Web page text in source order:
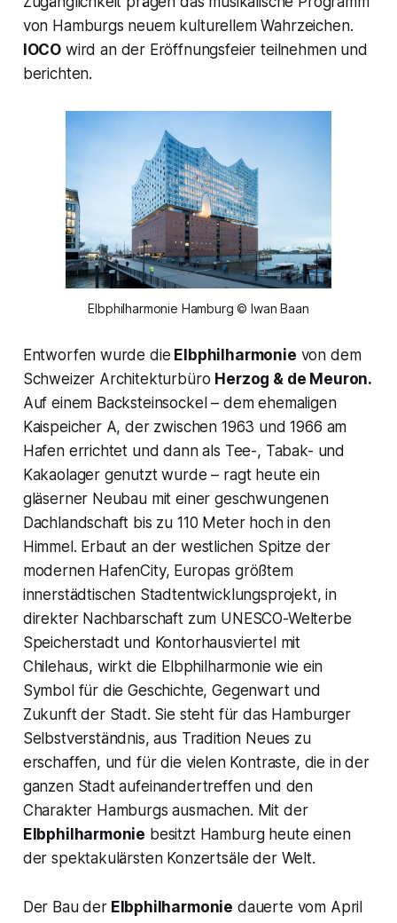
von Hamburgs neuem kulturellem Wahrzeichen.
IOCO wird an der Eröffnungsfeier teilnehmen und
berichten.
Elbphilharmonie Hamburg © Iwan Baan
Entworfen wurde die Elbphilharmonie von dem
Schweizer Architekturbüro Herzog & de Meuron.
Auf einem Backsteinsockel – dem ehemaligen
Kaispeicher A, der zwischen 1963 und 1966 am
Hafen errichtet und dann als Tee-, Tabak- und
Kakaolager genutzt wurde – ragt heute ein
gläserner Neubau mit einer geschwungenen
Dachlandschaft bis zu 110 Meter hoch in den
Himmel. Erbaut an der westlichen Spitze der
modernen HafenCity, Europas größtem
innerstädtischen Stadtentwicklungsprojekt, in
direkter Nachbarschaft zum UNESCO-Welterbe
Speicherstadt und Kontorhausviertel mit
Chilehaus, wirkt die Elbphilharmonie wie ein
Symbol für die Geschichte, Gegenwart und
Zukunft der Stadt. Sie steht für das Hamburger
Selbstverständnis, aus Tradition Neues zu
erschaffen, und für die vielen Kontraste, die in der
ganzen Stadt aufeinandertreffen und den
Charakter Hamburgs ausmachen. Mit der
Elbphilharmonie besitzt Hamburg heute einen
der spektakulärsten Konzertsäle der Welt.
Der Bau derElbphilharmonie dauerte vom April